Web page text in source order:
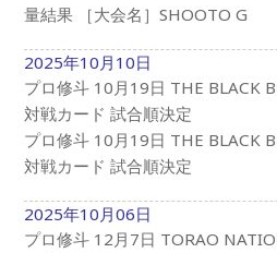
量結果 ［大会名］SHOOTO G
2025年10月10日
プロ修斗 10月19日 THE BLACK
対戦カード 試合順決定
プロ修斗 10月19日 THE BLACK
対戦カード 試合順決定
2025年10月06日
プロ修斗 12月7日 TORAO